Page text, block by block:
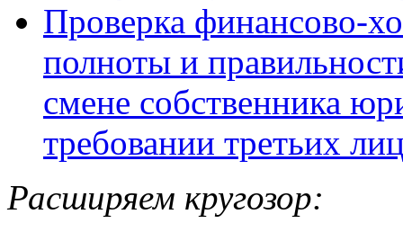
Проверка финансово-
полноты и
смене собственника
требовании третьих
Расширяем кругозор: